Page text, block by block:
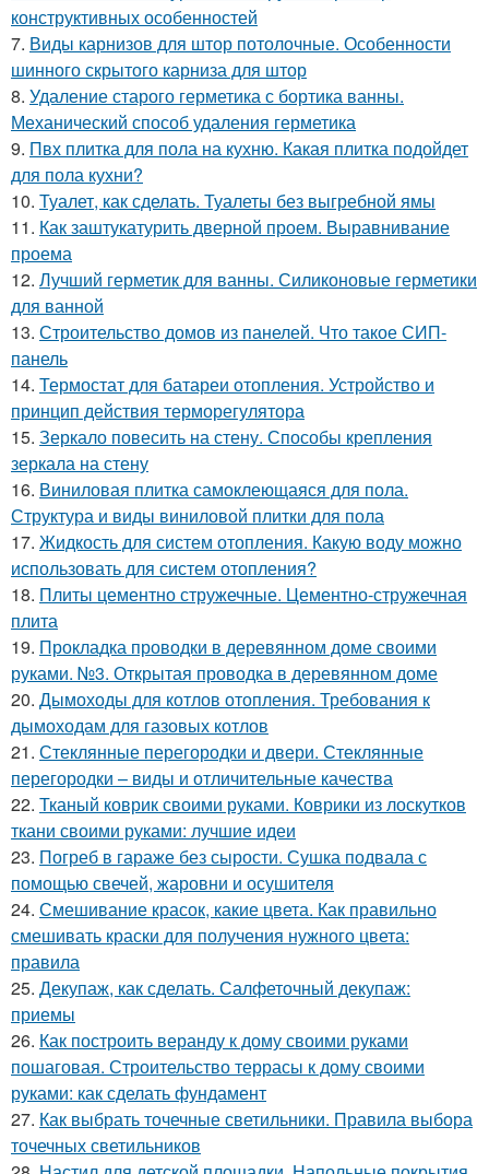
конструктивных особенностей
7. Виды карнизов для штор потолочные. Особенности
шинного скрытого карниза для штор
8. Удаление старого герметика с бортика ванны.
Механический способ удаления герметика
9. Пвх плитка для пола на кухню. Какая плитка подойдет
для пола кухни?
10. Туалет, как сделать. Туалеты без выгребной ямы
11. Как заштукатурить дверной проем. Выравнивание
проема
12. Лучший герметик для ванны. Силиконовые герметики
для ванной
13. Строительство домов из панелей. Что такое СИП-
панель
14. Термостат для батареи отопления. Устройство и
принцип действия терморегулятора
15. Зеркало повесить на стену. Способы крепления
зеркала на стену
16. Виниловая плитка самоклеющаяся для пола.
Структура и виды виниловой плитки для пола
17. Жидкость для систем отопления. Какую воду можно
использовать для систем отопления?
18. Плиты цементно стружечные. Цементно-стружечная
плита
19. Прокладка проводки в деревянном доме своими
руками. №3. Открытая проводка в деревянном доме
20. Дымоходы для котлов отопления. Требования к
дымоходам для газовых котлов
21. Стеклянные перегородки и двери. Стеклянные
перегородки – виды и отличительные качества
22. Тканый коврик своими руками. Коврики из лоскутков
ткани своими руками: лучшие идеи
23. Погреб в гараже без сырости. Сушка подвала с
помощью свечей, жаровни и осушителя
24. Смешивание красок, какие цвета. Как правильно
смешивать краски для получения нужного цвета:
правила
25. Декупаж, как сделать. Салфеточный декупаж:
приемы
26. Как построить веранду к дому своими руками
пошаговая. Строительство террасы к дому своими
руками: как сделать фундамент
27. Как выбрать точечные светильники. Правила выбора
точечных светильников